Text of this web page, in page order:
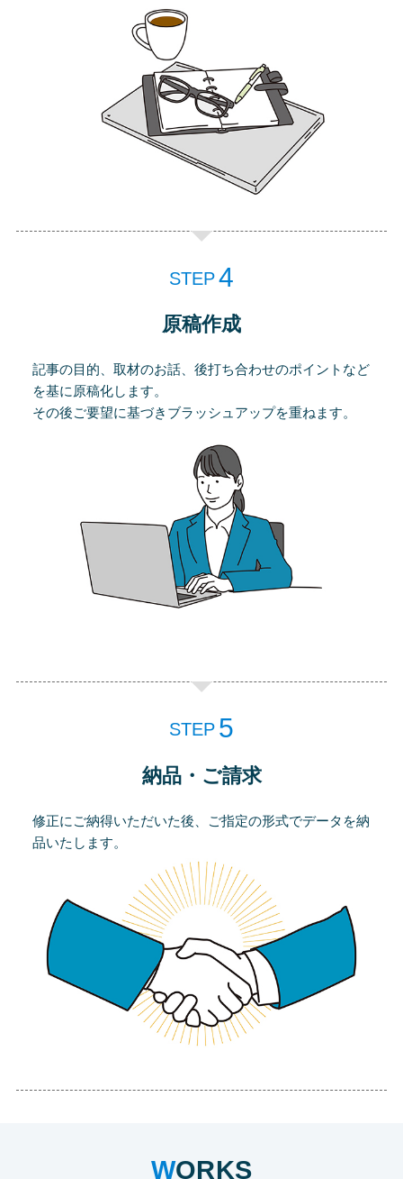
STEP
原稿作成
記事の目的、取材のお話、後打ち合わせのポイントなど
を基に原稿化します。
その後ご要望に基づきブラッシュアップを重ねます。
STEP
納品・ご請求
修正にご納得いただいた後、ご指定の形式でデータを納
品いたします。
WORKS